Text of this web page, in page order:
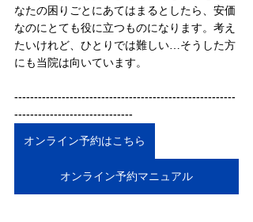
なたの困りごとにあてはまるとしたら、安価
なのにとても役に立つものになります。考え
たいけれど、ひとりでは難しい…そうした方
にも当院は向いています。
--------------------------------------------------------
------------------------------
オンライン予約はこちら
オンライン予約マニュアル